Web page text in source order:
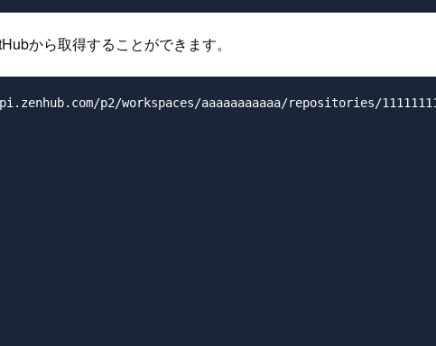
から取得することができます。
p2/workspaces/aaaaaaaaaaa/repositories/